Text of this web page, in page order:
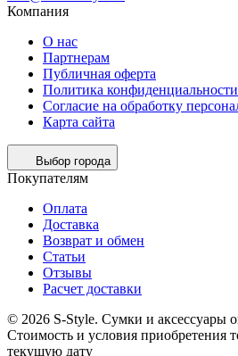
Компания
О нас
Партнерам
Публичная оферта
Политика конфиденциальности
Согласие на обработку
Карта сайта
Выбор города
Покупателям
Оплата
Доставка
Возврат и обмен
Статьи
Отзывы
Расчет доставки
© 2026 S-Style. Сумки и аксессуары
Cтоимость и условия приобретения
текущую дату